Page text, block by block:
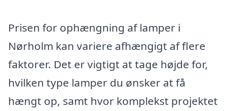
Prisen for ophængning af lamper i
Nørholm kan variere afhængigt af flere
faktorer. Det er vigtigt at tage højde for,
hvilken type lamper du ønsker at få
hængt op, samt hvor komplekst projektet